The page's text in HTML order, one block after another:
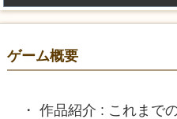
ゲーム概要
作品紹介 : これまで